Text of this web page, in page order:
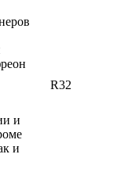
и
и
R32